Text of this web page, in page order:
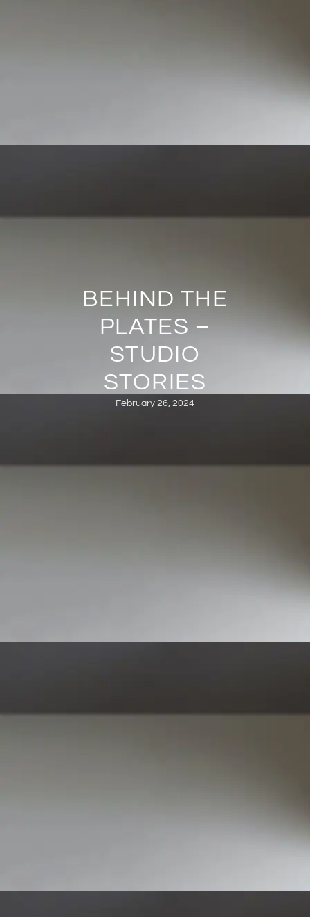
BEHIND THE
PLATES –
STUDIO
STORIES
February 26, 2024